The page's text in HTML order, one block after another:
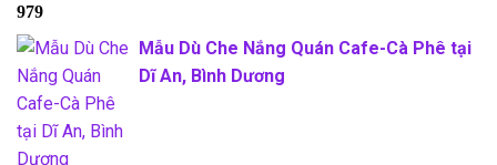
979
Mẫu Dù Che Nắng Quán Cafe-Cà Phê tại
Dĩ An, Bình Dương